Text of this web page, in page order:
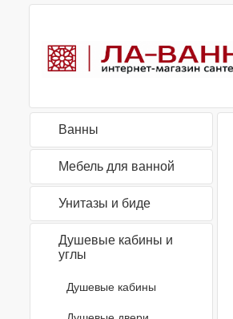
Ванны
Мебель для ванной
Унитазы и биде
Душевые кабины и
углы
Душевые кабины